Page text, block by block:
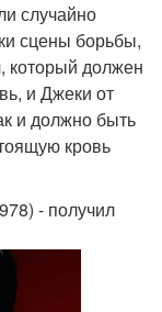
случайно
сцены борьбы,
который должен
и Джеки от
и должно быть
кровь
- получил